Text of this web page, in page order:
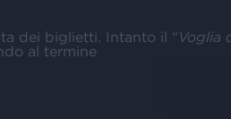
dei biglietti. Intanto il “Voglia
al termine